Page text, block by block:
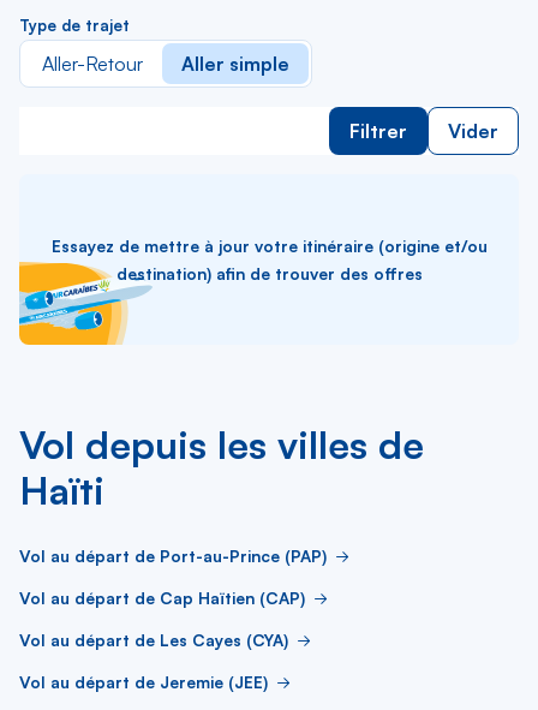
Type de trajet
Aller-Retour Aller simple
Filtrer Vider
Essayez de mettre à jour votre itinéraire (origine et/ou
destination) afin de trouver des offres
Vol depuis les villes de
Haïti
Vol au départ de Port-au-Prince (PAP)
Vol au départ de Cap Haïtien (CAP)
Vol au départ de Les Cayes (CYA)
Vol au départ de Jeremie (JEE)